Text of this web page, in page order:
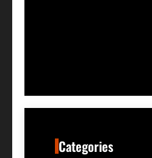
Categories